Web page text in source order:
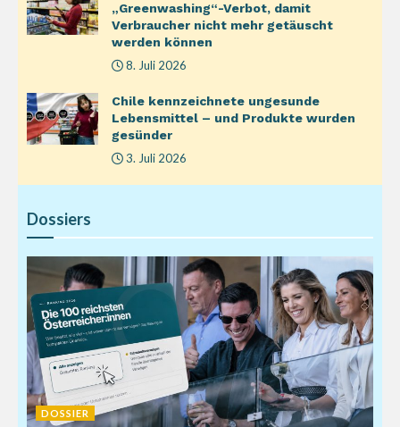
„Greenwashing“-Verbot, damit
Verbraucher nicht mehr getäuscht
werden können
8. Juli 2026
Chile kennzeichnete ungesunde
Lebensmittel – und Produkte wurden
gesünder
3. Juli 2026
Dossiers
DOSSIER